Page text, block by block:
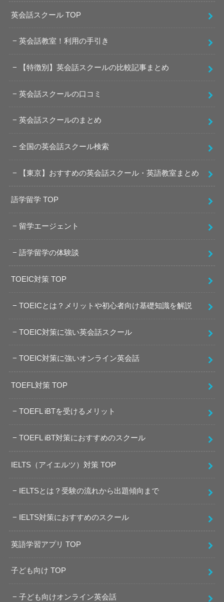
英会話スクール TOP
英会話教室！利用の手引き
【特徴別】英会話スクールの比較記事まとめ
英会話スクールの口コミ
英会話スクールのまとめ
全国の英会話スクール検索
【東京】おすすめの英会話スクール・英語教室まとめ
語学留学 TOP
留学エージェント
語学留学の体験談
TOEIC対策 TOP
TOEICとは？メリットや初心者向け基礎知識を解説
TOEIC対策に強い英会話スクール
TOEIC対策に強いオンライン英会話
TOEFL対策 TOP
TOEFL iBTを受けるメリット
TOEFL iBT対策におすすめのスクール
IELTS（アイエルツ）対策 TOP
IELTSとは？受験の流れから出題傾向まで
IELTS対策におすすめのスクール
英語学習アプリ TOP
子ども向け TOP
子ども向けオンライン英会話